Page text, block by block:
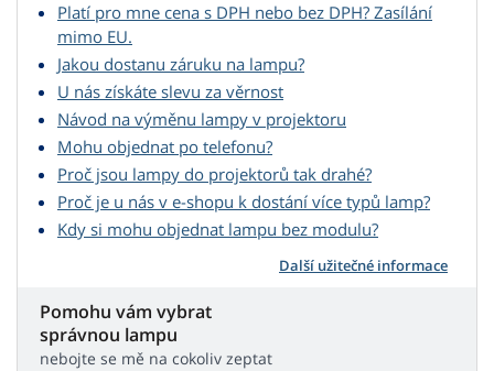
Platí pro mne cena s DPH nebo bez DPH? Zasílání
mimo EU.
Jakou dostanu záruku na lampu?
U nás získáte slevu za věrnost
Návod na výměnu lampy v projektoru
Mohu objednat po telefonu?
Proč jsou lampy do projektorů tak drahé?
Proč je u nás v e-shopu k dostání více typů lamp?
Kdy si mohu objednat lampu bez modulu?
Další užitečné informace
Pomohu vám vybrat
správnou lampu
nebojte se mě na cokoliv zeptat